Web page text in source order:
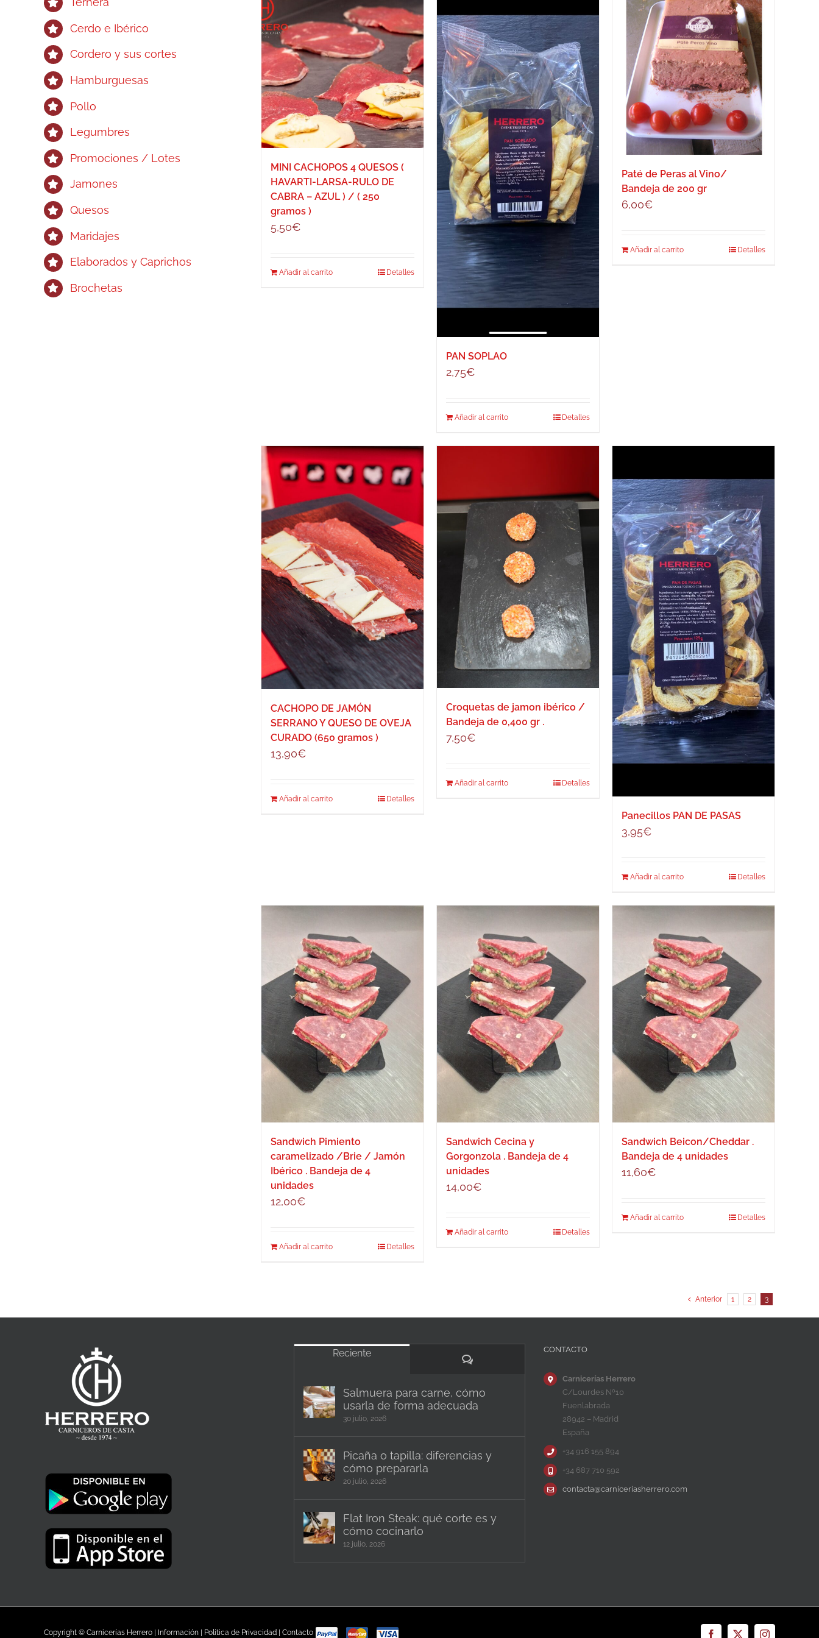
MINI CACHOPOS 4 QUESOS (
HAVARTI-LARSA-RULO DE
CABRA – AZUL ) / ( 250
gramos )
5,50€
Añadir al carrito Detalles
PAN SOPLAO
2,75€
Añadir al carrito Detalles
Paté de Peras al Vino/
Bandeja de 200 gr
6,00€
Añadir al carrito Detalles
CACHOPO DE JAMÓN
SERRANO Y QUESO DE OVEJA
CURADO (650 gramos )
13,90€
Añadir al carrito Detalles
Croquetas de jamon ibérico /
Bandeja de 0,400 gr .
7,50€
Añadir al carrito Detalles
Panecillos PAN DE PASAS
3,95€
Añadir al carrito Detalles
Sandwich Pimiento
caramelizado /Brie / Jamón
Ibérico . Bandeja de 4
unidades
12,00€
Añadir al carrito Detalles
Sandwich Cecina y
Gorgonzola . Bandeja de 4
unidades
14,00€
Añadir al carrito Detalles
Sandwich Beicon/Cheddar .
Bandeja de 4 unidades
11,60€
Añadir al carrito Detalles
Anterior 1 2 3
Cerdo e Ibérico
Cordero y sus cortes
Hamburguesas
Pollo
Legumbres
Promociones / Lotes
Jamones
Quesos
Maridajes
Elaborados y Caprichos
Brochetas
Reciente
Comentarios
Salmuera para carne, cómo
usarla de forma adecuada
30 julio, 2026
Picaña o tapilla: diferencias y
cómo prepararla
20 julio, 2026
Flat Iron Steak: qué corte es y
cómo cocinarlo
12 julio, 2026
CONTACTO
Carnicerías Herrero
C/Lourdes Nº10
Fuenlabrada
28942 – Madrid
España
+34 916 155 894
+34 687 710 592
contacta@carniceriasherrero.com
Copyright © Carnicerías Herrero | Información Política de Privacidad Contacto